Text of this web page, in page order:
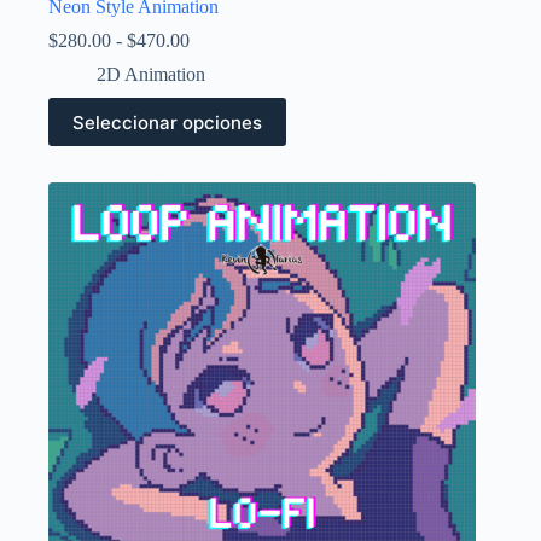
Neon Style Animation
$280.00 - $470.00Rango
precios:
$280.00
hasta
2D Animation
Seleccionar opciones
producto
tiene
variantes.
opciones
se
pueden
elegir
página
de
producto